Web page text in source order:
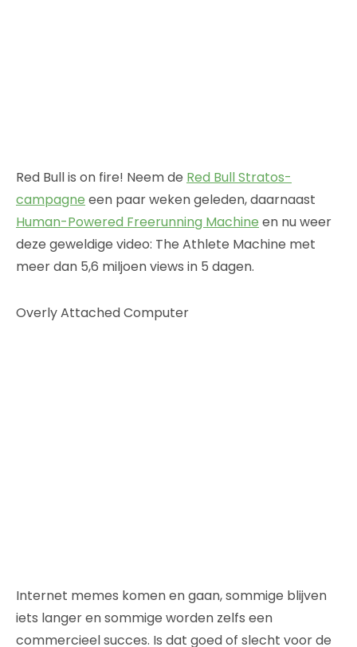
Red Bull is on fire! Neem de Red Bull Stratos-
campagne een paar weken geleden, daarnaast
Human-Powered Freerunning Machine en nu weer
deze geweldige video: The Athlete Machine met
meer dan 5,6 miljoen views in 5 dagen.
Overly Attached Computer
Internet memes komen en gaan, sommige blijven
iets langer en sommige worden zelfs een
commercieel succes. Is dat goed of slecht voor de